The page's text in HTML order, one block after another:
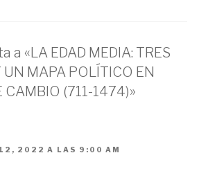
a «LA EDAD MEDIA: TRES
UN MAPA POLÍTICO EN
CAMBIO (711-1474)»
12, 2022 A LAS 9:00 AM